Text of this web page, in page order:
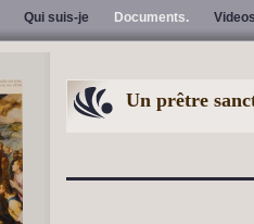
Qui suis-je Documents.
Un prêtre